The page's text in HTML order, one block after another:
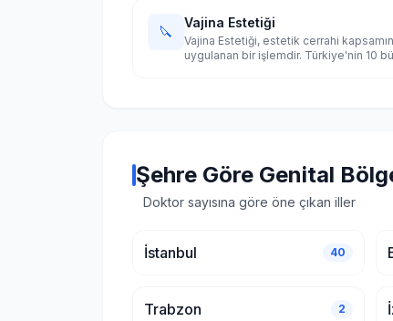
🔪
Vajina Estetiği
Vajina Estetiği, estetik cerrahi
uygulanan bir işlemdir. Türkiye'nin 10
Şehre Göre Genital
Doktor sayısına göre öne çıkan iller
İstanbul 40
Trabzon 2